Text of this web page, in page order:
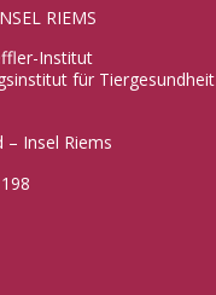
RIEMS
Institut
für Tiergesundheit
– Insel Riems